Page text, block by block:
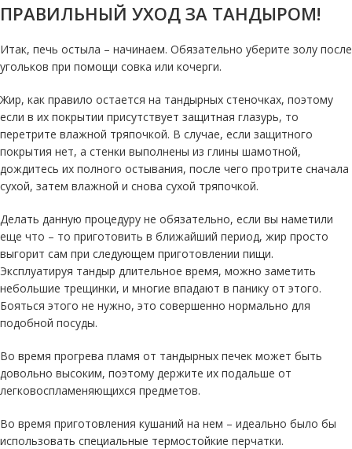
ПРАВИЛЬНЫЙ УХОД ЗА ТАНДЫРОМ!
Итак, печь остыла – начинаем. Обязательно уберите золу после
угольков при помощи совка или кочерги.
Жир, как правило остается на тандырных стеночках, поэтому
если в их покрытии присутствует защитная глазурь, то
перетрите влажной тряпочкой. В случае, если защитного
покрытия нет, а стенки выполнены из глины шамотной,
дождитесь их полного остывания, после чего протрите сначала
сухой, затем влажной и снова сухой тряпочкой.
Делать данную процедуру не обязательно, если вы наметили
еще что – то приготовить в ближайший период, жир просто
выгорит сам при следующем приготовлении пищи.
Эксплуатируя тандыр длительное время, можно заметить
небольшие трещинки, и многие впадают в панику от этого.
Бояться этого не нужно, это совершенно нормально для
подобной посуды.
Во время прогрева пламя от тандырных печек может быть
довольно высоким, поэтому держите их подальше от
легковоспламеняющихся предметов.
Во время приготовления кушаний на нем – идеально было бы
использовать специальные термостойкие перчатки.